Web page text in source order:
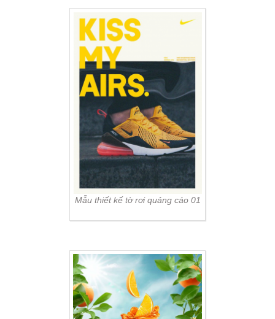
Mẫu thiết kế tờ rơi quảng cáo 01